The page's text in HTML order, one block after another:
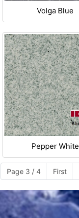
Volga Blue
Pepper White
Page 3 / 4 First